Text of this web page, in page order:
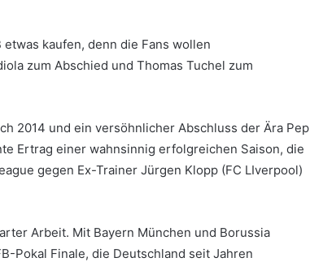
kaufen, denn die Fans wollen
zum Abschied und Thomas Tuchel zum
2014 und ein versöhnlicher Abschluss der Ära Pep
Ertrag einer wahnsinnig erfolgreichen Saison, die
gegen Ex-Trainer Jürgen Klopp (FC LIverpool)
Arbeit. Mit Bayern München und Borussia
Pokal Finale, die Deutschland seit Jahren